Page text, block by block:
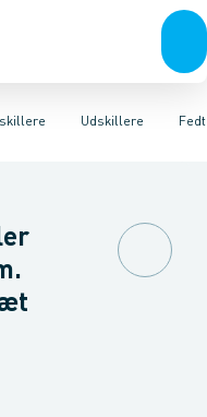
Tanke,
Udskillere
Mini renseanlæg
til udskillereSandfang